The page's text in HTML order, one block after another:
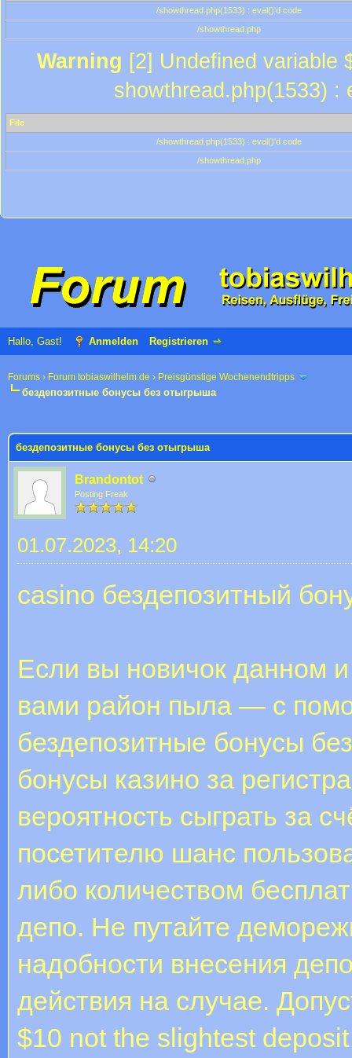
/showthread.php(1533) : eval()'d code
/showthread.php
Warning [2] Undefined variable
showthread.php(1533) :
File
/showthread.php(1533) : eval()'d code
/showthread.php
Hallo, Gast! Anmelden Registrieren
Forums › Forum tobiaswilhelm.de › Preisgünstige Wochenendtripps
бездепозитные бонусы без отыгрыша
бездепозитные бонусы без отыгрыша
Brandontot
Posting Freak
01.07.2023, 14:20
casino бездепозитный
Если вы новичок данном
вами район пыла — с
бездепозитные бонусы
бонусы казино за
вероятность сыграть за
посетителю шанс
либо количеством
депо. Не путайте
надобности внесения
действия на случае.
$10 not the slightest